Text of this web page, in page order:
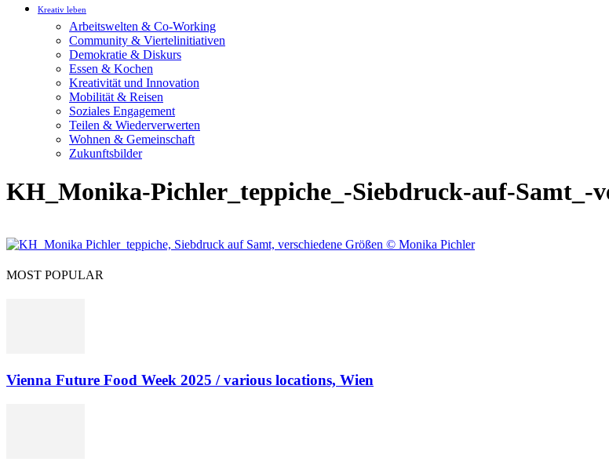
Kreativ leben
Arbeitswelten & Co-Working
Community & Viertelinitiativen
Demokratie & Diskurs
Essen & Kochen
Kreativität und Innovation
Mobilität & Reisen
Soziales Engagement
Teilen & Wiederverwerten
Wohnen & Gemeinschaft
Zukunftsbilder
KH_Monika-Pichler_teppiche_-Siebdruck-auf-Samt_-
MOST POPULAR
Vienna Future Food Week 2025 / various locations, Wien